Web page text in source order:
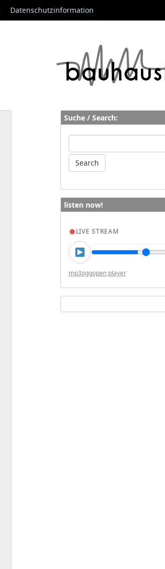
Datenschutzinformation
Suche / Search:
listen now!
LIVE STREAM
mp3oggopen player